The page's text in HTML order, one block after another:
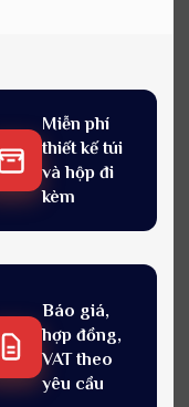
Miễn phí
thiết kế túi
và hộp đi
kèm
Báo giá,
hợp đồng,
VAT theo
yêu cầu